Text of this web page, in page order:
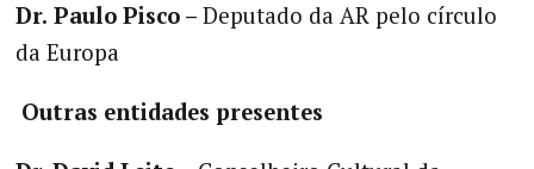
Dr. Paulo Pisco – Deputado da AR pelo círculo
da Europa
Outras entidades presentes